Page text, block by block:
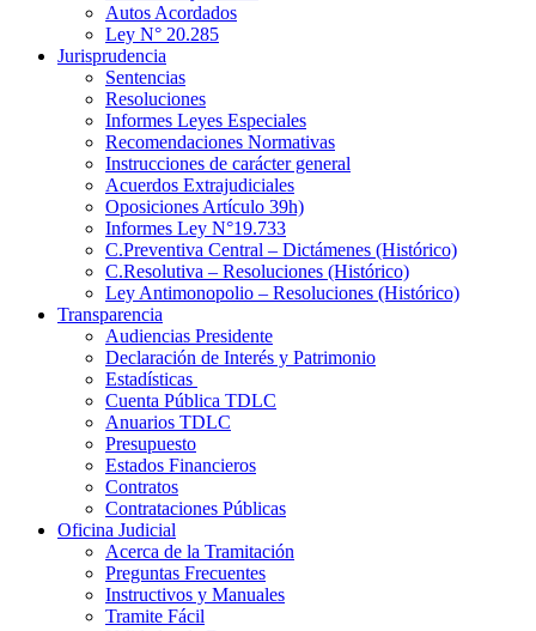
Autos Acordados
Ley N° 20.285
Jurisprudencia
Sentencias
Resoluciones
Informes Leyes Especiales
Recomendaciones Normativas
Instrucciones de carácter general
Acuerdos Extrajudiciales
Oposiciones Artículo 39h)
Informes Ley N°19.733
C.Preventiva Central – Dictámenes (Histórico)
C.Resolutiva – Resoluciones (Histórico)
Ley Antimonopolio – Resoluciones (Histórico)
Transparencia
Audiencias Presidente
Declaración de Interés y Patrimonio
Estadísticas
Cuenta Pública TDLC
Anuarios TDLC
Presupuesto
Estados Financieros
Contratos
Contrataciones Públicas
Oficina Judicial
Acerca de la Tramitación
Preguntas Frecuentes
Instructivos y Manuales
Tramite Fácil